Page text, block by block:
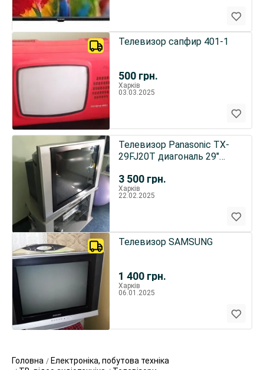
500 грн.
Телевизор сапфир 401-1
Харків
03.03.2025
3 500 грн.
Телевизор Panasonic TX-
29FJ20T диагональ 29"
Харків
22.02.2025
1 400 грн.
Телевизор SAMSUNG
Харків
06.01.2025
Головна
Електроніка, побутова техніка